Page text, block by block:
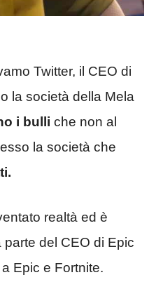
Twitter, il CEO di
la società della Mela
i bulli che non al
la società che
realtà ed è
del CEO di Epic
Epic e Fortnite.